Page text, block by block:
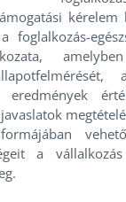
kérelem
foglalkozás-
eredmények
a vállalkozás